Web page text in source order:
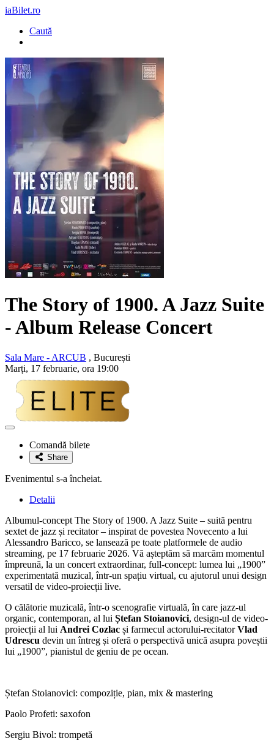
iaBilet.ro
Caută
The Story of 1900. A Jazz Suite
- Album Release Concert
Sala Mare - ARCUB , București
Marți, 17 februarie, ora 19:00
Adaugă
favoriteComandă bilete
Share
Evenimentul s-a încheiat.
Detalii
Albumul-concept The Story of 1900. A Jazz Suite – suită pentru
sextet de jazz și recitator – inspirat de povestea Novecento a lui
Alessandro Baricco, se lansează pe toate platformele de audio
streaming, pe 17 februarie 2026. Vă așteptăm să marcăm momentul
împreună, la un concert extraordinar, full-concept: lumea lui „1900”
experimentată muzical, într-un spațiu virtual, cu ajutorul unui design
versatil de video-proiecții live.
O călătorie muzicală, într-o scenografie virtuală, în care jazz-ul
organic, contemporan, al lui Ștefan Stoianovici, design-ul de video-
proiecții al lui Andrei Cozlac și farmecul actorului-recitatorVlad
Udrescu devin un întreg și oferă o perspectivă unică asupra poveștii
lui „1900”, pianistul de geniu de pe ocean.
Ștefan Stoianovici: compoziție, pian, mix & mastering
Paolo Profeti: saxofon
Sergiu Bivol: trompetă